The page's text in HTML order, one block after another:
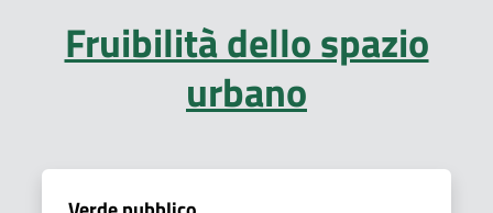
Fruibilità dello spazio
urbano